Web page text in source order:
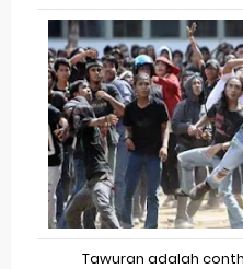
Tawuran adalah